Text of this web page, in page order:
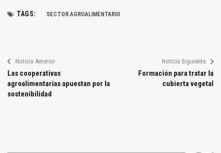
TAGS: SECTOR AGROALIMENTARIO
Noticia Anterior
Las cooperativas
agroalimentarias apuestan por la
sostenibilidad
Noticia Siguiente
Formación para tratar la
cubierta vegetal